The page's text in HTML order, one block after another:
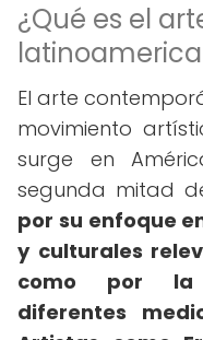
¿Qué es el
El arte
movimiento
surge en
segunda mitad
por su enfoque
y culturales
como por la
diferentes